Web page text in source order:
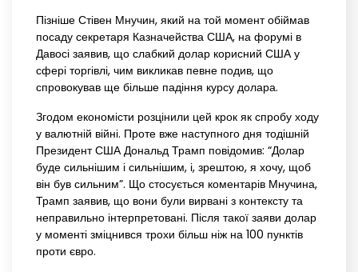
Пізніше Стівен Мнучин, який на той момент обіймав
посаду секретаря Казначейства США, на форумі в
Давосі заявив, що слабкий долар корисний США у
сфері торгівлі, чим викликав певне подив, що
спровокував ще більше падіння курсу долара.
Згодом економісти розцінили цей крок як спробу ходу
у валютній війні. Проте вже наступного дня тодішній
Президент США Дональд Трамп повідомив: “Долар
буде сильнішим і сильнішим, і, зрештою, я хочу, щоб
він був сильним”. Що стосується коментарів Мнучина,
Трамп заявив, що вони були вирвані з контексту та
неправильно інтерпретовані. Після такої заяви долар
у моменті зміцнився трохи більш ніж на 100 пунктів
проти євро.